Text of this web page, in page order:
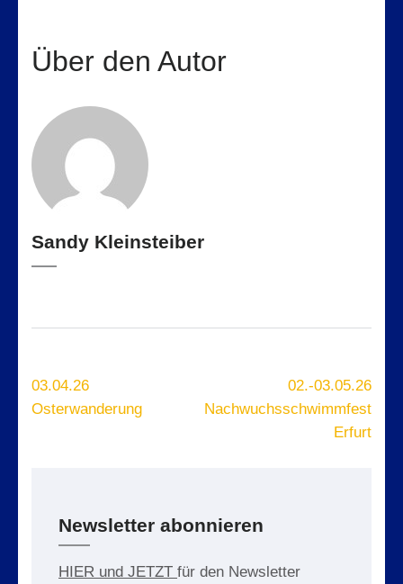
Über den Autor
Sandy Kleinsteiber
Beitragsnavigation
03.04.26
Osterwanderung
02.-03.05.26
Nachwuchsschwimmfest
Erfurt
Newsletter abonnieren
HIER und JETZT für den Newsletter